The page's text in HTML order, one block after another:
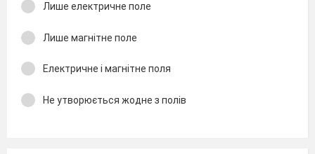
Лише електричне поле
Лише магнітне поле
Електричне і магнітне поля
Не утворюється жодне з полів